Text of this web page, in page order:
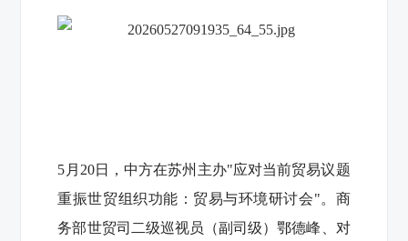
5月20日，中方在苏州主办"应对当前贸易议题
重振世贸组织功能：贸易与环境研讨会"。商
务部世贸司二级巡视员（副司级）鄂德峰、对